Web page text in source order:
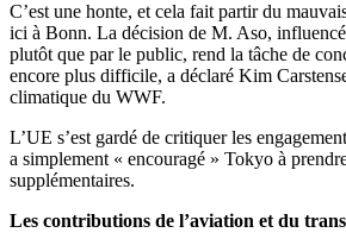
C’est une honte, et cela fait partir du
ici à Bonn. La décision de M. Aso,
plutôt que par le public, rend la tâche de
encore plus difficile, a déclaré Kim
climatique du WWF.
L’UE s’est gardé de critiquer les
a simplement « encouragé » Tokyo à
supplémentaires.
Les contributions de l’aviation et du